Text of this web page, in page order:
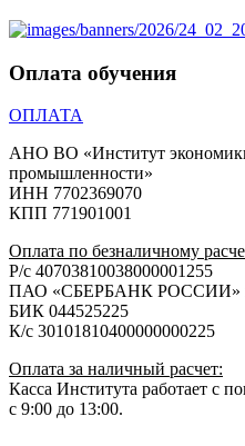
Оплата обучения
ОПЛАТА
АНО ВО «Институт
промышленности»
ИНН 7702369070
КПП 771901001
Оплата по безналичному
Р/с 40703810038000001255
ПАО «СБЕРБАНК РОССИИ»
БИК 044525225
К/с 30101810400000000225
Оплата за наличный расчет:
Касса Института работает с
с 9:00 до 13:00.